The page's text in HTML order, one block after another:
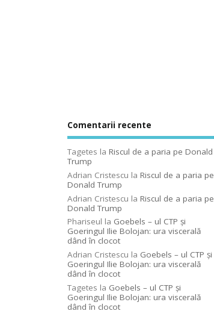
Comentarii recente
Tagetes la Riscul de a paria pe Donald
Trump
Adrian Cristescu la Riscul de a paria pe
Donald Trump
Adrian Cristescu la Riscul de a paria pe
Donald Trump
Phariseul la Goebels – ul CTP şi
Goeringul Ilie Bolojan: ura viscerală
dând în clocot
Adrian Cristescu la Goebels – ul CTP şi
Goeringul Ilie Bolojan: ura viscerală
dând în clocot
Tagetes la Goebels – ul CTP şi
Goeringul Ilie Bolojan: ura viscerală
dând în clocot